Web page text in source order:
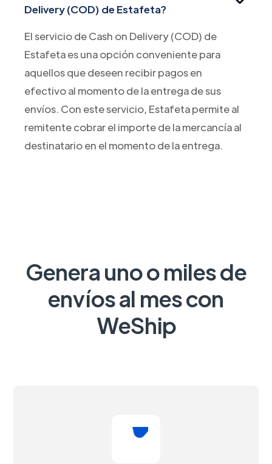
Delivery (COD) de Estafeta?
El servicio de Cash on Delivery (COD) de
Estafeta es una opción conveniente para
aquellos que deseen recibir pagos en
efectivo al momento de la entrega de sus
envíos. Con este servicio, Estafeta permite al
remitente cobrar el importe de la mercancía al
destinatario en el momento de la entrega.
Genera uno o miles de
envíos al mes con
WeShip